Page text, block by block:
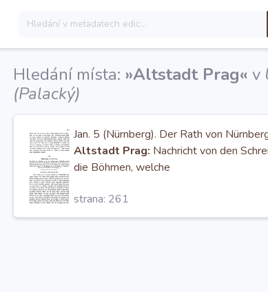
Hledání místa: »Altstadt Prag« v
(Palacký)
Jan. 5 (Nürnberg). Der Rath von
Altstadt Prag: Nachricht von den
die Böhmen, welche
strana: 261